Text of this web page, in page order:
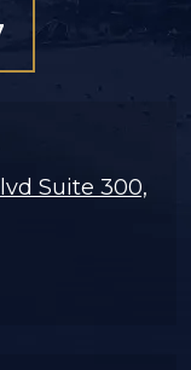
Suite 300,